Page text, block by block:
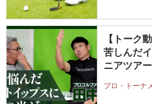
【トーク
苦しんだ
ニアツア
プロ・トーナ